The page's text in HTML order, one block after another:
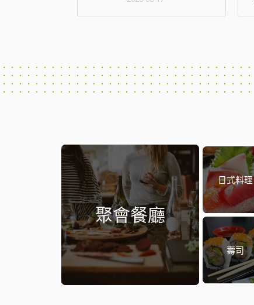
聚會餐廳
日式料理
壽司